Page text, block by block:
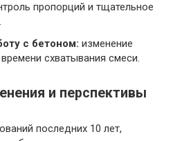
пропорций и тщательное
с бетоном: изменение
схватывания смеси.
и перспективы
последних 10 лет,